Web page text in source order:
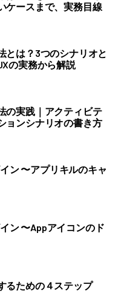
ケースまで、実務目線
とは？3つのシナリオと
の実務から解説
の実践｜アクティビテ
ョンシナリオの書き方
ン 〜アプリキルのキャ
ン 〜Appアイコンのド
るための４ステップ